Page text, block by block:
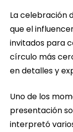
La celebración
que el
invitados para
círculo más
en detalles y
Uno de los
presentación
interpretó